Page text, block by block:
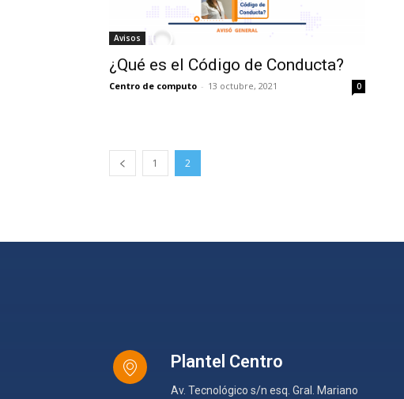
Avisos
¿Qué es el Código de Conducta?
Centro de computo - 13 octubre, 2021 0
1 2
Plantel Centro
Av. Tecnológico s/n esq. Gral. Mariano